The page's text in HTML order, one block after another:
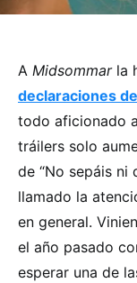
A Midsommarla
declaraciones
todo aficionado
tráilers solo
de “No sepáis ni
llamado la
en general.
el año pasado
esperar una de